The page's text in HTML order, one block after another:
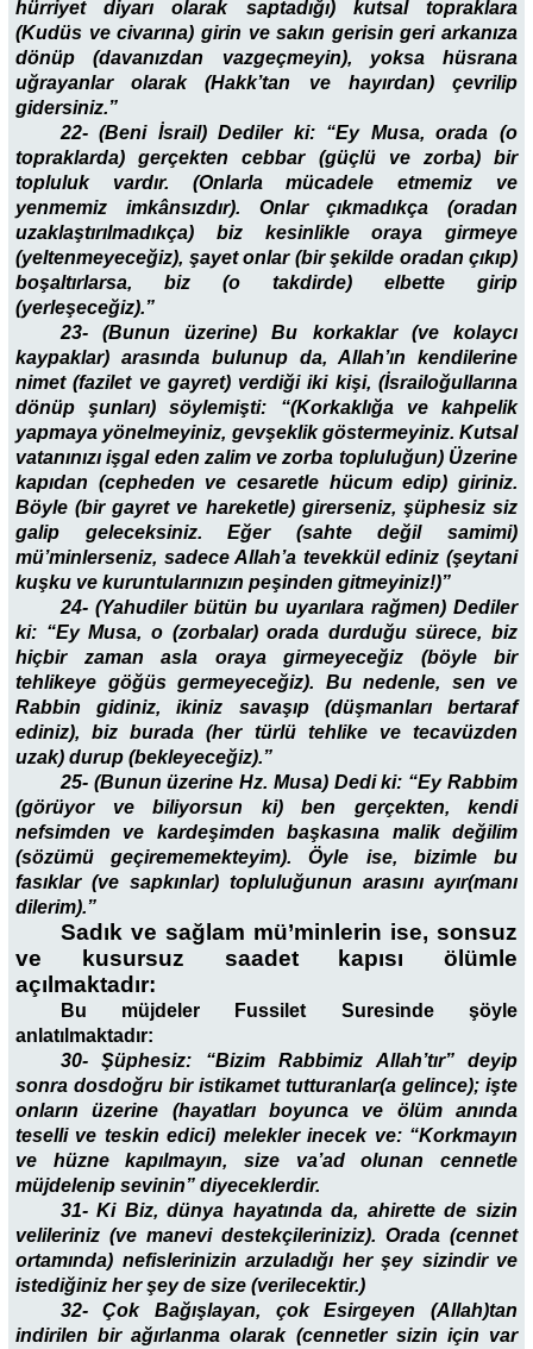
hürriyet diyarı olarak saptadığı) kutsal topraklara
(Kudüs ve civarına) girin ve sakın gerisin geri arkanıza
dönüp (davanızdan vazgeçmeyin), yoksa hüsrana
uğrayanlar olarak (Hakk’tan ve hayırdan) çevrilip
gidersiniz.”
22- (Beni İsrail) Dediler ki: “Ey Musa, orada (o
topraklarda) gerçekten cebbar (güçlü ve zorba) bir
topluluk vardır. (Onlarla mücadele etmemiz ve
yenmemiz imkânsızdır). Onlar çıkmadıkça (oradan
uzaklaştırılmadıkça) biz kesinlikle oraya girmeye
(yeltenmeyeceğiz), şayet onlar (bir şekilde oradan çıkıp)
boşaltırlarsa, biz (o takdirde) elbette girip
(yerleşeceğiz).”
23- (Bunun üzerine) Bu korkaklar (ve kolaycı
kaypaklar) arasında bulunup da, Allah’ın kendilerine
nimet (fazilet ve gayret) verdiği iki kişi, (İsrailoğullarına
dönüp şunları) söylemişti: “(Korkaklığa ve kahpelik
yapmaya yönelmeyiniz, gevşeklik göstermeyiniz. Kutsal
vatanınızı işgal eden zalim ve zorba topluluğun) Üzerine
kapıdan (cepheden ve cesaretle hücum edip) giriniz.
Böyle (bir gayret ve hareketle) girerseniz, şüphesiz siz
galip geleceksiniz. Eğer (sahte değil samimi)
mü’minlerseniz, sadece Allah’a tevekkül ediniz (şeytani
kuşku ve kuruntularınızın peşinden gitmeyiniz!)”
24- (Yahudiler bütün bu uyarılara rağmen) Dediler
ki: “Ey Musa, o (zorbalar) orada durduğu sürece, biz
hiçbir zaman asla oraya girmeyeceğiz (böyle bir
tehlikeye göğüs germeyeceğiz). Bu nedenle, sen ve
Rabbin gidiniz, ikiniz savaşıp (düşmanları bertaraf
ediniz), biz burada (her türlü tehlike ve tecavüzden
uzak) durup (bekleyeceğiz).”
25- (Bunun üzerine Hz. Musa) Dedi ki: “Ey Rabbim
(görüyor ve biliyorsun ki) ben gerçekten, kendi
nefsimden ve kardeşimden başkasına malik değilim
(sözümü geçirememekteyim). Öyle ise, bizimle bu
fasıklar (ve sapkınlar) topluluğunun arasını ayır(manı
dilerim).”
Sadık ve sağlam mü’minlerin ise, sonsuz
ve kusursuz saadet kapısı ölümle
açılmaktadır:
Bu müjdeler Fussilet Suresinde şöyle
anlatılmaktadır:
30- Şüphesiz: “Bizim Rabbimiz Allah’tır” deyip
sonra dosdoğru bir istikamet tutturanlar(a gelince); işte
onların üzerine (hayatları boyunca ve ölüm anında
teselli ve teskin edici) melekler inecek ve: “Korkmayın
ve hüzne kapılmayın, size va’ad olunan cennetle
müjdelenip sevinin” diyeceklerdir.
31- Ki Biz, dünya hayatında da, ahirette de sizin
velileriniz (ve manevi destekçileriniziz). Orada (cennet
ortamında) nefislerinizin arzuladığı her şey sizindir ve
istediğiniz her şey de size (verilecektir.)
32- Çok Bağışlayan, çok Esirgeyen (Allah)tan
indirilen bir ağırlanma olarak (cennetler sizin için var